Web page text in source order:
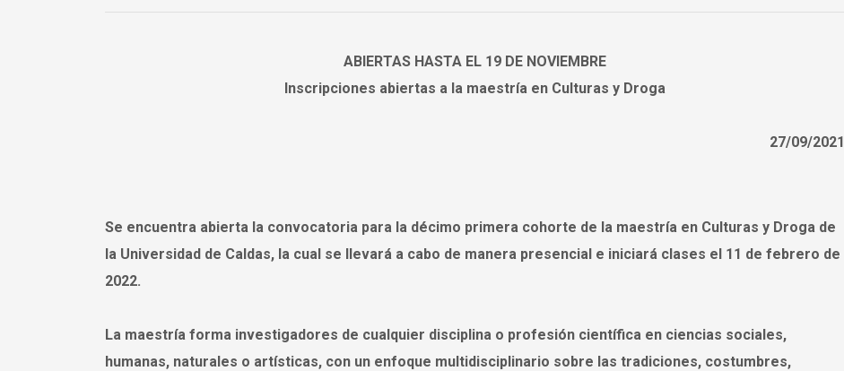
ABIERTAS HASTA EL 19 DE NOVIEMBRE
Inscripciones abiertas a la maestría en Culturas y Droga
27/09/2021
Se encuentra abierta la convocatoria para la décimo primera cohorte de la maestría en Culturas y Droga de
la Universidad de Caldas, la cual se llevará a cabo de manera presencial e iniciará clases el 11 de febrero de
2022.
La maestría forma investigadores de cualquier disciplina o profesión científica en ciencias sociales,
humanas, naturales o artísticas, con un enfoque multidisciplinario sobre las tradiciones, costumbres,